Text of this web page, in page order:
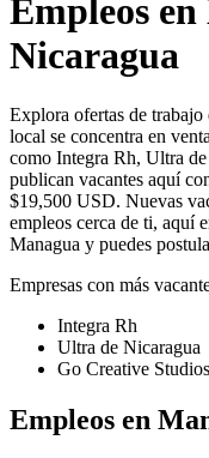
Empleos
Nicaragua
Explora ofertas de
local se concentra en
como Integra Rh, Ultra
publican vacantes aquí
$19,500 USD. Nuevas
empleos cerca de ti, aquí
Managua y puedes
Empresas con más
Integra Rh
Ultra de Nicaragua
Go Creative Studios
Empleos en